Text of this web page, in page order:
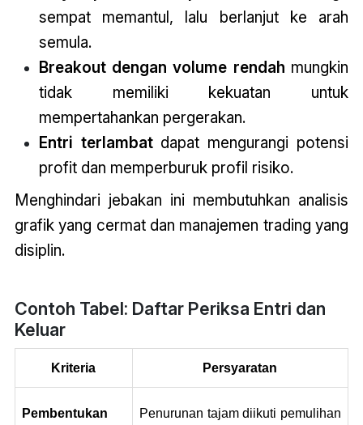
sempat memantul, lalu berlanjut ke arah
semula.
Breakout dengan volume rendah mungkin
tidak memiliki kekuatan untuk
mempertahankan pergerakan.
Entri terlambatdapat mengurangi potensi
profit dan memperburuk profil risiko.
Menghindari jebakan ini membutuhkan analisis
grafik yang cermat dan manajemen trading yang
disiplin.
Contoh Tabel: Daftar Periksa Entri dan
Keluar
Kriteria Persyaratan
Pembentukan
Penurunan tajam diikuti pemulihan